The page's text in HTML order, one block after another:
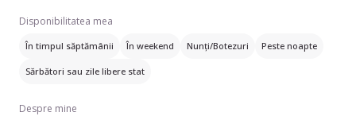
Disponibilitatea mea
În timpul săptămânii În weekend Nunți/Botezuri Peste noapte
Sărbători sau zile libere stat
Despre mine